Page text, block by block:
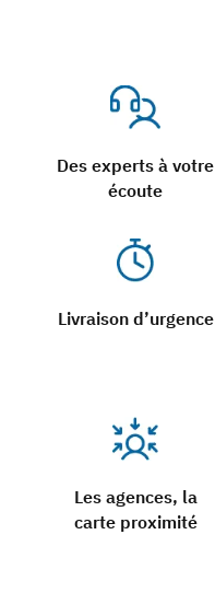
Des experts à votre
écoute
Livraison d’urgence
Les agences, la
carte proximité